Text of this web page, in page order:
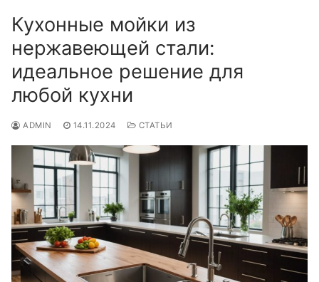
Кухонные мойки из
нержавеющей стали:
идеальное решение для
любой кухни
ADMIN 14.11.2024 СТАТЬИ